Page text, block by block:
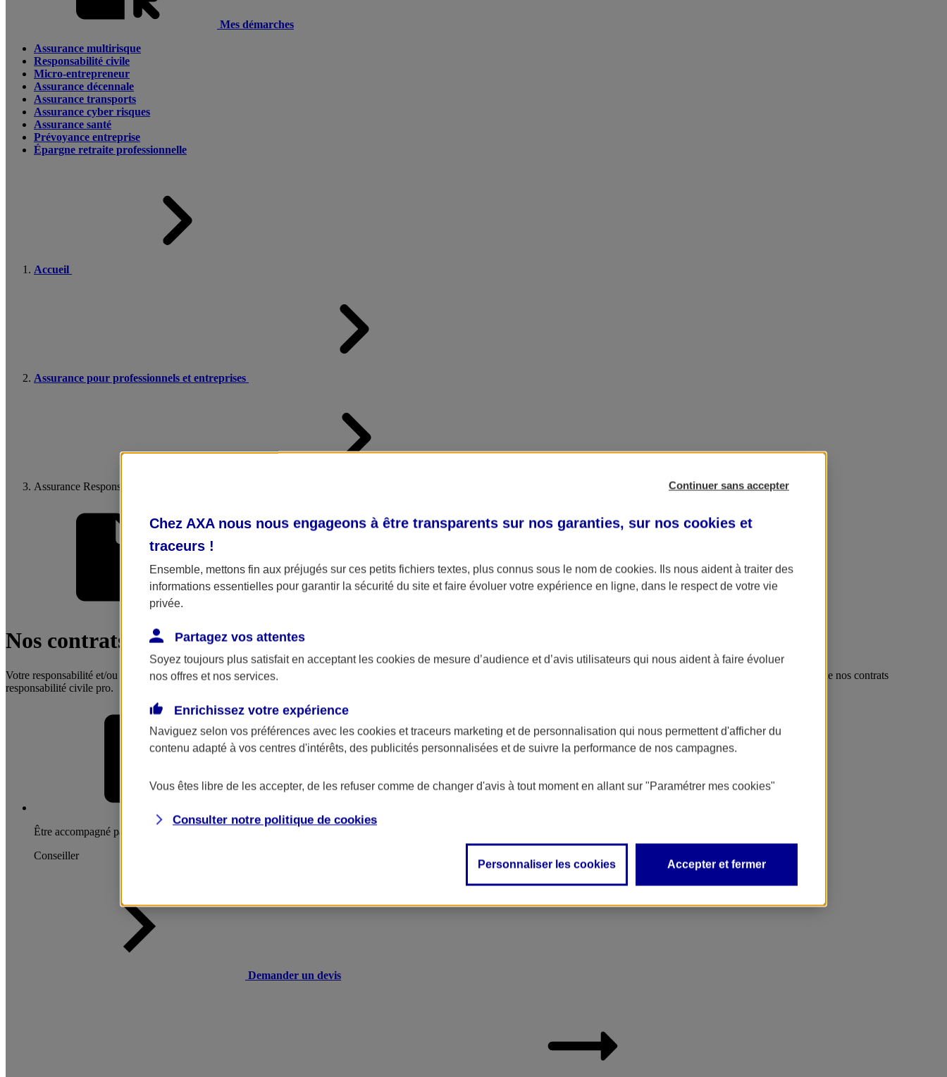
Mes démarches
Assurance multirisque
Responsabilité civile
Micro-entrepreneur
Assurance décennale
Assurance transports
Assurance cyber risques
Assurance santé
Prévoyance entreprise
Épargne retraite professionnelle
Accueil
Assurance pour professionnels et entreprises
Assurance Responsabilité Civile Professionnelle
Nos contrats responsabilité civile
Votre responsabilité et/ou celle de votre entreprise peuvent être engagées à tout moment , litige avec un salarié, accident affectant un tiers... Vous protéger dans ces situations, c'est le but de nos contrats
responsabilité civile pro.
Être accompagné par un
Conseiller
Demander un devis
Continuer sans accepter
Chez AXA nous nous engageons à être transparents sur nos garanties, sur nos cookies et
traceurs !
Ensemble, mettons fin aux préjugés sur ces petits fichiers textes, plus connus sous le nom de cookies. Ils nous aident à traiter des
informations essentielles pour garantir la sécurité du site et faire évoluer votre expérience en ligne, dans le respect de votre vie
privée.
Partagez vos attentes
Soyez toujours plus satisfait en acceptant les cookies de mesure d’audience et d’avis utilisateurs qui nous aident à faire évoluer
nos offres et nos services.
Enrichissez votre expérience
Naviguez selon vos préférences avec les cookies et traceurs marketing et de personnalisation qui nous permettent d'afficher du
contenu adapté à vos centres d'intérêts, des publicités personnalisées et de suivre la performance de nos campagnes.
Vous êtes libre de les accepter, de les refuser comme de changer d'avis à tout moment en allant sur "Paramétrer mes cookies"
Consulter notre politique de cookies
Personnaliser les cookies Accepter et fermer